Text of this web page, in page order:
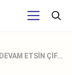
ETSİN ÇİF...